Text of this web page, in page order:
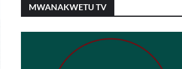
MWANAKWETU TV